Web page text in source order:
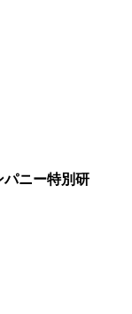
パニー特別研